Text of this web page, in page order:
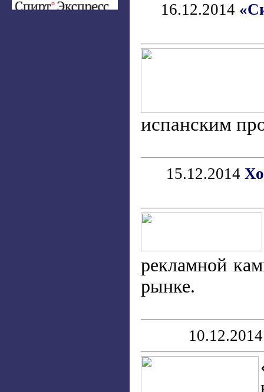
16.12.2014
испанским
15.12.2014
рекламной
рынке.